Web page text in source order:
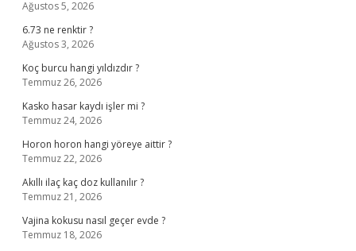
Ağustos 5, 2026
6.73 ne renktir ?
Ağustos 3, 2026
Koç burcu hangi yıldızdır ?
Temmuz 26, 2026
Kasko hasar kaydı işler mi ?
Temmuz 24, 2026
Horon horon hangi yöreye aittir ?
Temmuz 22, 2026
Akıllı ilaç kaç doz kullanılır ?
Temmuz 21, 2026
Vajina kokusu nasıl geçer evde ?
Temmuz 18, 2026